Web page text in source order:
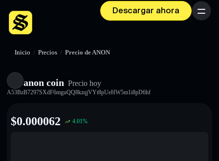
Descargar ahora Menú
Inicio / Precios / Precio de ANON
anon coin Precio hoy
A53BzB7297SXdF6mguQQ8kzqjVYt8pUeHW5m1i8pD6hf
$0.000062 4.01%